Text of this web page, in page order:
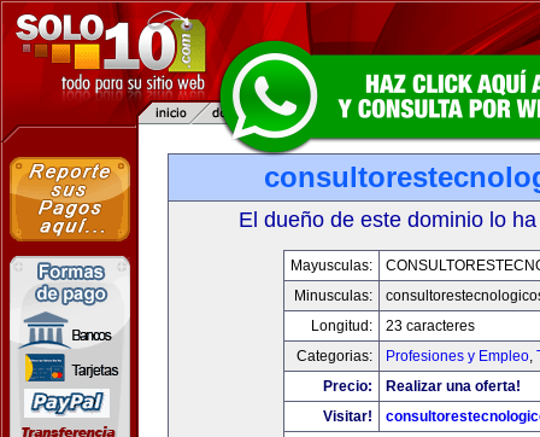
El dueño de este dominio lo
Mayusculas:
Minusculas:
Longitud:
23 caracteres
Categorias:
Profesiones y Empleo,
Precio:
Realizar una oferta!
Visitar!